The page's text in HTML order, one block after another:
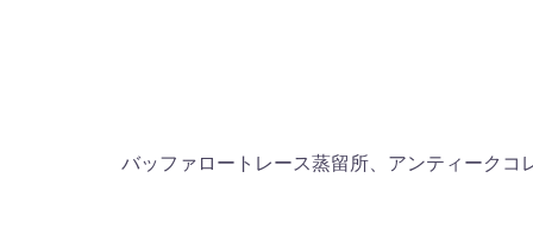
バッファロートレース蒸留所、アンティークコ